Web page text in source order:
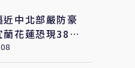
近中北部嚴防豪
花蓮恐現38度